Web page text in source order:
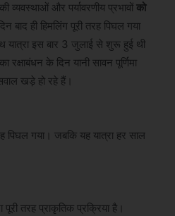
और पर्यावरणीय प्रभावों को
ही हिमलिंग पूरी तरह पिघल गया
यात्रा इस बार 3 जुलाई से शुरू हुई थी
के दिन यानी सावन पूर्णिमा
खड़े हो रहे हैं।
पिघल गया। जबकि यह यात्रा हर साल
तरह प्राकृतिक प्रक्रिया है।